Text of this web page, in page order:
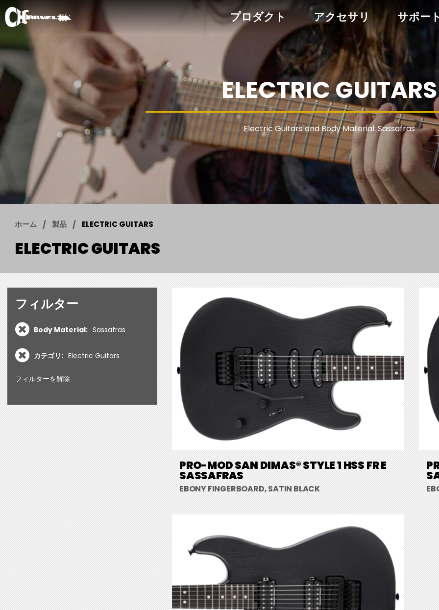
プロダクト アクセサリ サポー
ELECTRIC GUITARS
Electric Guitars and Body Material: Sassafras
ホーム 製品 ELECTRIC GUITARS
ELECTRIC GUITARS
フィルター
Body Material: Sassafras
カテゴリ: Electric Guitars
フィルターを解除
PRO-MOD SAN DIMAS® STYLE 1 HSS FR E
SASSAFRAS
EBONY FINGERBOARD, SATIN BLACK